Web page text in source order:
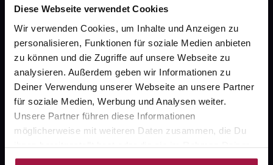
Diese Webseite verwendet Cookies
Wir verwenden Cookies, um Inhalte und Anzeigen zu
personalisieren, Funktionen für soziale Medien anbieten
zu können und die Zugriffe auf unsere Webseite zu
analysieren. Außerdem geben wir Informationen zu
Deiner Verwendung unserer Webseite an unsere Partner
für soziale Medien, Werbung und Analysen weiter.
Unsere Partner führen diese Informationen
möglicherweise mit weiteren Daten zusammen, die Du
ihnen bereitgestellt hast oder die sie im Rahmen Deiner
Nutzung der Dienste gesammelt haben.
gesund-versorger.de
Sanitätshäuser
Datenschutz
AGB
Impressum